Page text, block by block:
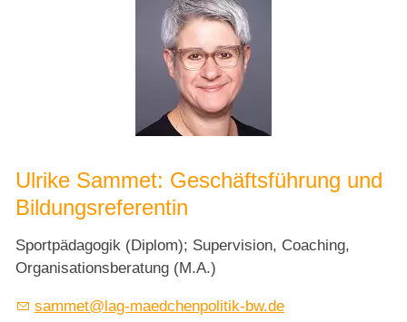
Ulrike Sammet: Geschäftsführung und
Bildungsreferentin
Sportpädagogik (Diplom); Supervision, Coaching,
Organisationsberatung (M.A.)
sammet@lag-maedchenpolitik-bw.de